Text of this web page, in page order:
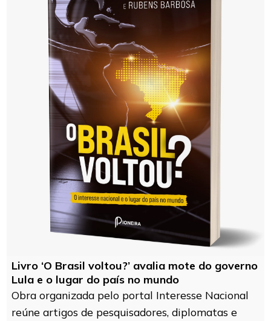
Livro ‘O Brasil voltou?’ avalia mote do governo
Lula e o lugar do país no mundo
Obra organizada pelo portal Interesse Nacional
reúne artigos de pesquisadores, diplomatas e